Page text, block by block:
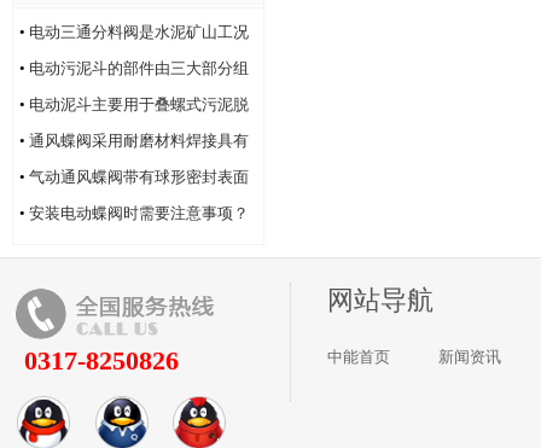
• 电动三通分料阀是水泥矿山工况
的系列产品
• 电动污泥斗的部件由三大部分组
成
• 电动泥斗主要用于叠螺式污泥脱
水机
• 通风蝶阀采用耐磨材料焊接具有
耐磨性好的特点
• 气动通风蝶阀带有球形密封表面
的衬氟塑料
• 安装电动蝶阀时需要注意事项？
0317-8250826
网站导航
中能首页 新闻资讯